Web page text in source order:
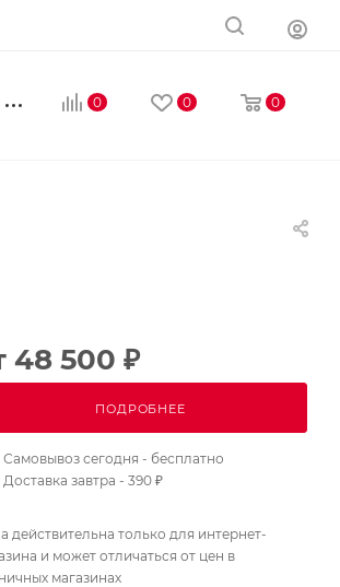
0 0 0
48 500 ₽
ПОДРОБНЕЕ
Самовывоз сегодня - бесплатно
Доставка завтра - 390 ₽
действительна только для интернет-
и может отличаться от цен в
магазинах